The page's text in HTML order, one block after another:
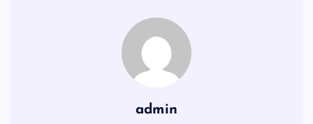
admin